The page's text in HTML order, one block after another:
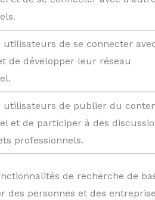
utilisateurs de se connecter
de développer leur réseau
utilisateurs de publier du
et de participer à des
professionnels.
de recherche de
des personnes et des